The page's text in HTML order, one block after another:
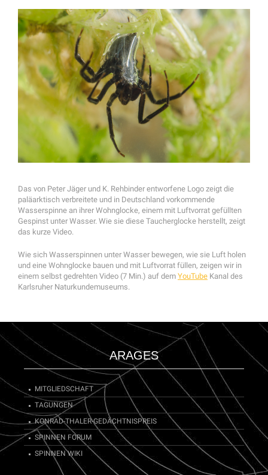
Das von Peter Jäger und K. Rehbinder entworfene Logo zeigt die
paläarktisch verbreitete und in Deutschland vorkommende
Wasserspinne an ihrer Wohnglocke, einem mit Luftvorrat gefüllten
Gespinst unter Wasser. Wie sie diese Taucherglocke herstellt, zeigt
das kurze Video.
Wie sich Wasserspinnen unter Wasser bewegen, wie sie Luft holen
und eine Wohnglocke bauen und mit Luftvorrat füllen, zeigen wir in
einem selbst gedrehten Video (7 Min.) auf dem YouTube Kanal des
Karlsruher Naturkundemuseums.
ARAGES
MITGLIEDSCHAFT
TAGUNGEN
KONRAD-THALER-GEDÄCHTNISPREIS
SPINNEN FORUM
SPINNEN WIKI